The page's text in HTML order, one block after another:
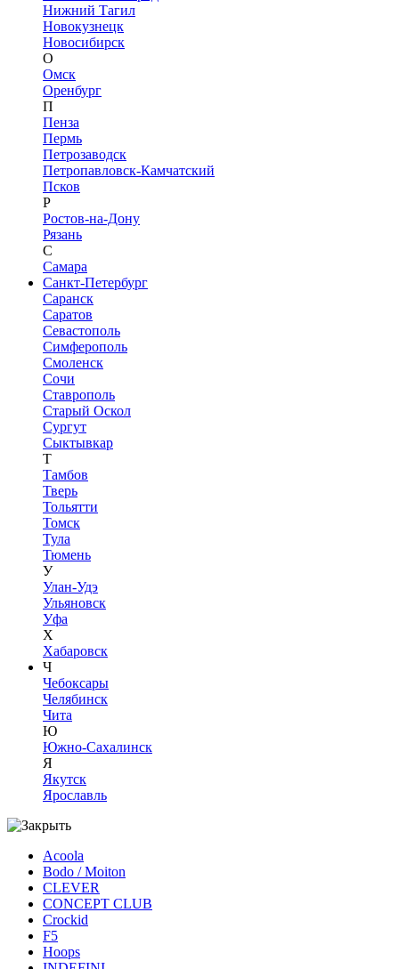
Нижний Тагил
Новокузнецк
Новосибирск
О
Омск
Оренбург
П
Пенза
Пермь
Петрозаводск
Петропавловск-Камчатский
Псков
Р
Ростов-на-Дону
Рязань
С
Самара
Санкт-Петербург
Саранск
Саратов
Севастополь
Симферополь
Смоленск
Сочи
Ставрополь
Старый Оскол
Сургут
Сыктывкар
Т
Тамбов
Тверь
Тольятти
Томск
Тула
Тюмень
У
Улан-Удэ
Ульяновск
Уфа
Х
Хабаровск
Ч
Чебоксары
Челябинск
Чита
Ю
Южно-Сахалинск
Я
Якутск
Ярославль
Acoola
Bodo / Moiton
CLEVER
CONCEPT CLUB
Crockid
F5
Hoops